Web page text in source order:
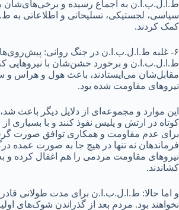
ط.ا.ل.ب.ا.ن به اجماع رسیده و برخی‌های‌شان
سیاسی، لجستیکی، تسلیحاتی و اطلاعاتی به
کمک کردند.
۶- غلبه‌ ط.ا.ل.ب.ا.ن در جنگ روانی:
ط.ا.ل.ب.ا.ن و برخورد خشن‌شان با نیروهایی
مقابل‌شان می‌ایستادند، باعث هول و هراس و
نیروهای مقاومت شده بود.
این موارد و مجموعه‌ای از دلایل دیگر باعث
کوتاه در ارتش و پلیس نفوذ کنند و با بسیاری از
برای عدم مقاومت و همکاری توافق صورت
فرماندهان نه‌ تنها در هیچ جا به صورت عمده
نیروهای مقاومت مردمی را هم اغفال کرده
کشاندند.
و اما حالا: ط.ا.ل.ب.ا.ن برای مدت طولانی
نخواهند بود. مردم بعد از گذراندن شوک‌های